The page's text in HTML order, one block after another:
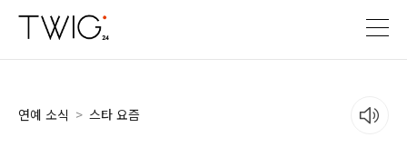
연예 소식 > 스타 요즘